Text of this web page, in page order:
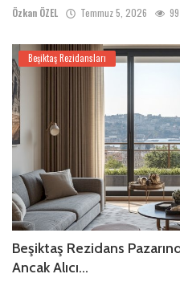
Özkan ÖZEL Temmuz 5, 2026 99
Beşiktaş Rezidansları
Beşiktaş Rezidans
Ancak Alıcı...